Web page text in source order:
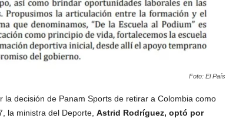
Foto: El País
la decisión de Panam Sports de retirar a Colombia como
la ministra del Deporte, Astrid Rodríguez, optó por